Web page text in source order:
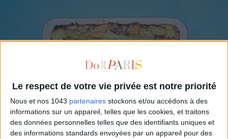
Le respect de votre vie privée est notre priorité
Nous et nos 1043 partenaires stockons et/ou accédons à des
informations sur un appareil, telles que les cookies, et traitons
des données personnelles telles que des identifiants uniques et
des informations standards envoyées par un appareil pour des